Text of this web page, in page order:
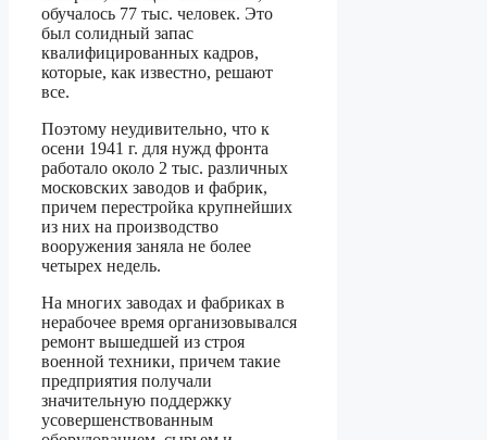
обучалось 77 тыс. человек. Это
был солидный запас
квалифицированных кадров,
которые, как известно, решают
все.
Поэтому неудивительно, что к
осени 1941 г. для нужд фронта
работало около 2 тыс. различных
московских заводов и фабрик,
причем перестройка крупнейших
из них на производство
вооружения заняла не более
четырех недель.
На многих заводах и фабриках в
нерабочее время организовывался
ремонт вышедшей из строя
военной техники, причем такие
предприятия получали
значительную поддержку
усовершенствованным